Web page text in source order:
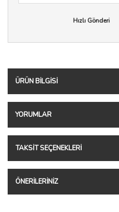
Hızlı Gönderi
ÜRÜN BILGISI
YORUMLAR
TAKSIT SEÇENEKLERI
ÖNERILERINIZ